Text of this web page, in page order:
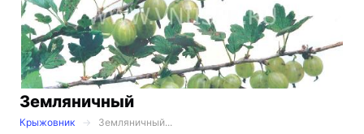
Земляничный
Крыжовник
Земляничный...